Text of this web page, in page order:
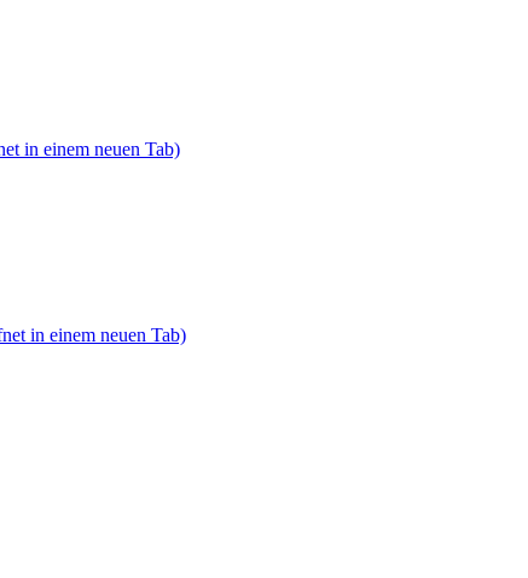
in einem neuen Tab)
in einem neuen Tab)